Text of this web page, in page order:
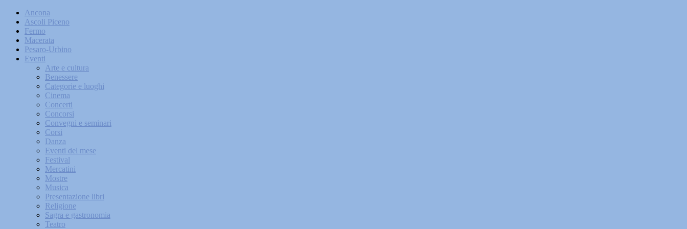
Ancona
Ascoli Piceno
Fermo
Macerata
Pesaro-Urbino
Eventi
Arte e cultura
Benessere
Categorie e luoghi
Cinema
Concerti
Concorsi
Convegni e seminari
Corsi
Danza
Eventi del mese
Festival
Mercatini
Mostre
Musica
Presentazione libri
Religione
Sagra e gastronomia
Teatro